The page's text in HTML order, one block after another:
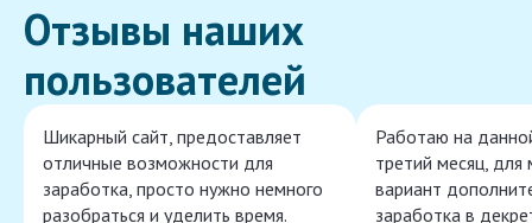
Отзывы наших
пользователей
Шикарный сайт, предоставляет
отличные возможности для
заработка, просто нужно немного
разобраться и уделить время.
Работаю на
третий месяц, для
вариант
заработка в